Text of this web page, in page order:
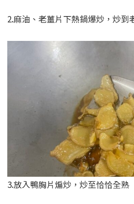
2.麻油、老薑片下熱鍋爆炒，炒到
3.放入鴨胸片煸炒，炒至恰恰全熟